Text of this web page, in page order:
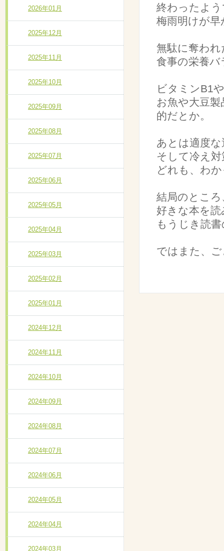
終わったよ
梅雨明けが
無駄に奪わ
食事の栄養
ビタミンB1
お魚や大豆
的だとか。
あとは適度
そして冷え
どれも、わ
結局のとこ
好きな本を
もうじき読
ではまた、
2026年01月
2025年12月
2025年11月
2025年10月
2025年09月
2025年08月
2025年07月
2025年06月
2025年05月
2025年04月
2025年03月
2025年02月
2025年01月
2024年12月
2024年11月
2024年10月
2024年09月
2024年08月
2024年07月
2024年06月
2024年05月
2024年04月
2024年03月